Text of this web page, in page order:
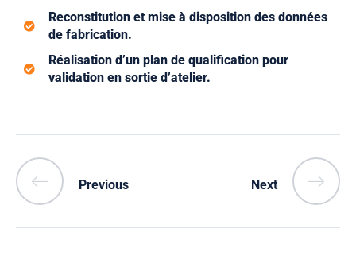
Reconstitution et mise à disposition des données
de fabrication.
Réalisation d’un plan de qualification pour
validation en sortie d’atelier.
Previous Next